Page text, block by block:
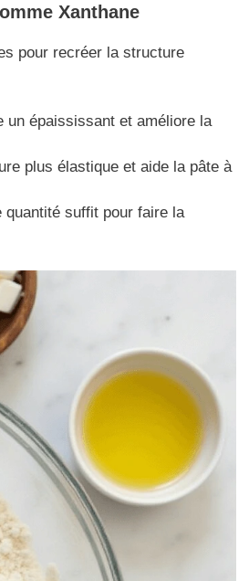
Xanthane
pour recréer la structure
un épaississant et améliore la
plus élastique et aide la pâte à
suffit pour faire la